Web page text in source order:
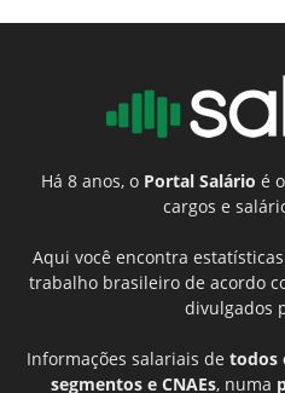
Há 8 anos, o Portal Salário é
cargos e
Aqui você encontra
trabalho brasileiro de acordo
divulgados
Informações salariais de todos
segmentos e CNAEs, numa